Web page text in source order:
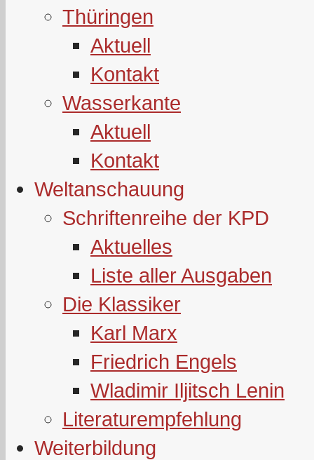
Thüringen
Aktuell
Kontakt
Wasserkante
Aktuell
Kontakt
Weltanschauung
Schriftenreihe der KPD
Aktuelles
Liste aller Ausgaben
Die Klassiker
Karl Marx
Friedrich Engels
Wladimir Iljitsch Lenin
Literaturempfehlung
Weiterbildung